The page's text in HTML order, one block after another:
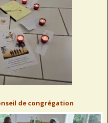
de congrégation